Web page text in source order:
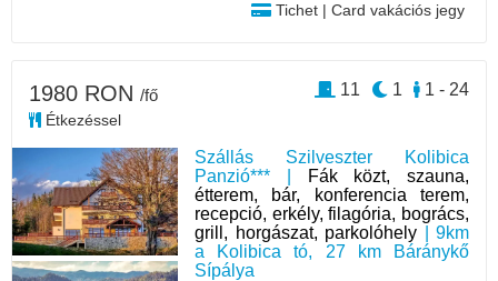
Tichet | Card vakációs jegy
Szállás Szilveszter Kolibica
Panzió*** |
Fák közt, szauna,
étterem, bár, konferencia terem,
recepció, erkély, filagória, bogrács,
grill, horgászat, parkolóhely | 9km
a Kolibica tó, 27 km Báránykő
Sípálya
1980 RON /fő
Étkezéssel
1 - 24
1
11